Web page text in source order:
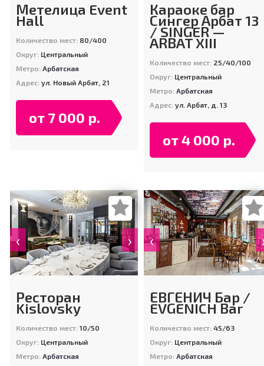
Метелица Event
Hall
Количество мест: 80/400
Округ: Центральный
Метро:Арбатская
Адрес:ул. Новый Арбат, 21
от 7 000 р.
Караоке бар
Сингер Арбат 13
/ SINGER —
ARBAT XIII
Количество мест: 25/40/100
Округ: Центральный
Метро: Арбатская
Адрес: ул. Арбат, д. 13
от 4 000 р.
‹ ›
Ресторан
Kislovsky
Количество мест:10/50
Округ: Центральный
Метро:Арбатская
‹
ЕВГЕНИЧ Бар /
EVGENICH Bar
Количество мест: 45/63
Округ: Центральный
Метро: Арбатская